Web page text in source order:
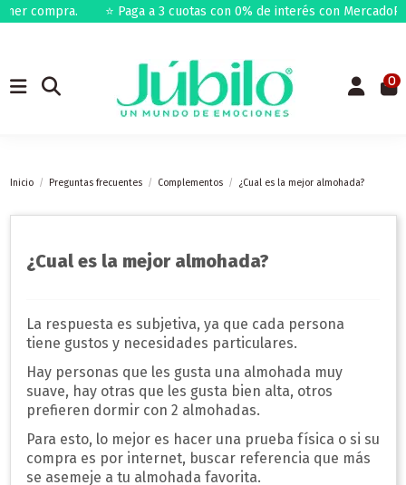
compra. ⭐ Paga a 3 cuotas con 0% de interés con
0
Inicio Preguntas frecuentes Complementos ¿Cual es la mejor almohada?
¿Cual es la mejor almohada?
La respuesta es subjetiva, ya que cada persona
tiene gustos y necesidades particulares.
Hay personas que les gusta una almohada muy
suave, hay otras que les gusta bien alta, otros
prefieren dormir con 2 almohadas.
Para esto, lo mejor es hacer una prueba física o si su
compra es por internet, buscar referencia que más
se asemeje a tu almohada favorita.